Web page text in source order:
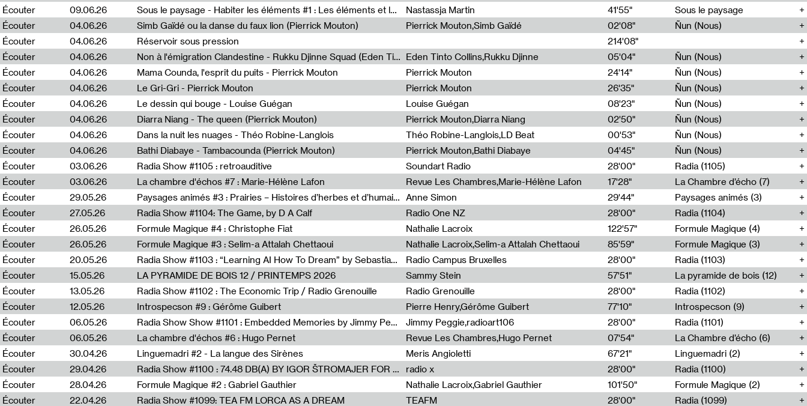
Écouter
09.06.26 Sous le paysage - Habiter les éléments #1 : Les éléments et les débordements du vivant Nastassja Martin 41'55"
Sous le paysage
Écouter
04.06.26 Simb Gaïdé ou la danse du faux lion (Pierrick Mouton) Pierrick Mouton,Simb Gaïdé 02'08"
Ñun (Nous)
Écouter
04.06.26 Réservoir sous pression
214'08"
Écouter
04.06.26 Non à l'émigration Clandestine - Rukku Djinne Squad (Eden Tinto Collins) Eden Tinto Collins,Rukku Djinne 05'04"
Ñun (Nous)
Écouter
04.06.26 Mama Counda, l'esprit du puits - Pierrick Mouton Pierrick Mouton 24'14"
Ñun (Nous)
Écouter
04.06.26 Le Gri-Gri - Pierrick Mouton Pierrick Mouton 26'35"
Ñun (Nous)
Écouter
04.06.26 Le dessin qui bouge - Louise Guégan Louise Guégan 08'23"
Ñun (Nous)
Écouter
04.06.26 Diarra Niang - The queen (Pierrick Mouton) Pierrick Mouton,Diarra Niang 02'50"
Ñun (Nous)
Écouter
04.06.26 Dans la nuit les nuages - Théo Robine-Langlois Théo Robine-Langlois,LD Beat 00'53"
Ñun (Nous)
Écouter
04.06.26 Bathi Diabaye - Tambacounda (Pierrick Mouton) Pierrick Mouton,Bathi Diabaye 04'45"
Ñun (Nous)
Écouter
03.06.26 Radia Show #1105 : retroauditive Soundart Radio 28'00"
Radia (1105)
Écouter
03.06.26 La chambre d'échos #7 : Marie-Hélène Lafon Revue Les Chambres,Marie-Hélène Lafon 17'28"
La Chambre d’écho (7)
Écouter
29.05.26 Paysages animés #3 : Prairies – Histoires d’herbes et d’humains Anne Simon 29'44"
Paysages animés (3)
Écouter
27.05.26 Radia Show #1104: The Game, by D A Calf Radio One NZ 28'00"
Radia (1104)
Écouter
26.05.26 Formule Magique #4 : Christophe Fiat Nathalie Lacroix 122'57"
Formule Magique (4)
Écouter
26.05.26 Formule Magique #3 : Selim-a Attalah Chettaoui Nathalie Lacroix,Selim-a Attalah Chettaoui 85'59"
Formule Magique (3)
Écouter
20.05.26 Radia Show #1103 : “Learning AI How To Dream” by Sebastian Dingens (Radio Campus Bruxelles) Radio Campus Bruxelles 28'00"
Radia (1103)
Écouter
15.05.26 LA PYRAMIDE DE BOIS 12 / PRINTEMPS 2026 Sammy Stein 57'51"
La pyramide de bois (12)
Écouter
13.05.26 Radia Show #1102 : The Economic Trip / Radio Grenouille Radio Grenouille 28'00"
Radia (1102)
Écouter
12.05.26 Introspecson #9 : Gérôme Guibert Pierre Henry,Gérôme Guibert 77'10"
Introspecson (9)
Écouter
06.05.26 Radia Show Show #1101 : Embedded Memories by Jimmy Peggie / radioart106 Jimmy Peggie,radioart106 28'00"
Radia (1101)
Écouter
06.05.26 La chambre d'échos #6 : Hugo Pernet Revue Les Chambres,Hugo Pernet 07'54"
La Chambre d’écho (6)
Écouter
30.04.26 Linguemadri #2 - La langue des Sirènes Meris Angioletti 67'21"
Linguemadri (2)
Écouter
29.04.26 Radia Show #1100 : 74.48 DB(A) BY IGOR ŠTROMAJER FOR RADIO X radio x 28'00"
Radia (1100)
Écouter
28.04.26 Formule Magique #2 : Gabriel Gauthier Nathalie Lacroix,Gabriel Gauthier 101'50"
Formule Magique (2)
Écouter
22.04.26 Radia Show #1099: TEA FM LORCA AS A DREAM TEAFM 28'00"
Radia (1099)